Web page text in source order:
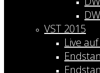
VST 2015
Live